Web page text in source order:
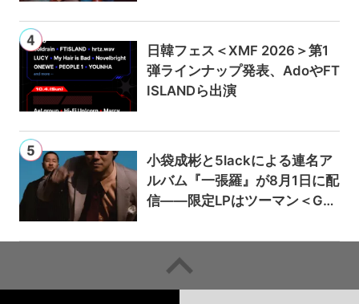
日韓フェス＜XMF 2026＞第1
弾ラインナップ発表、AdoやFT
ISLANDら出演
小袋成彬と5lackによる連名ア
ルバム『一張羅』が8月1日に配
信——限定LPはツーマン＜Gai